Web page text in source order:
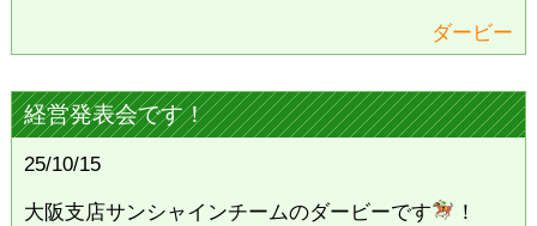
ダービー
経営発表会です！
25/10/15
大阪支店サンシャインチームのダービーです
！